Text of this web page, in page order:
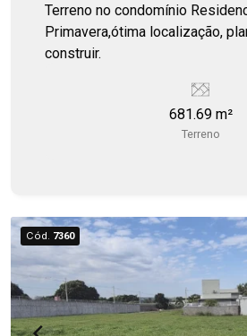
Terreno no condomínio
Primavera,ótima localização,
construir.
681.69 m²
Terreno
Cód. 7360